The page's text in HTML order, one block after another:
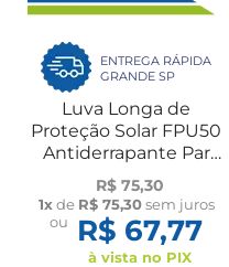
ENTREGA RÁPIDA
GRANDE SP
Luva Longa de
Proteção Solar FPU50
Antiderrapante Par
Flambé
R$ 75,30
1xde R$ 75,30sem juros
ou
R$ 67,77
à vista no PIX